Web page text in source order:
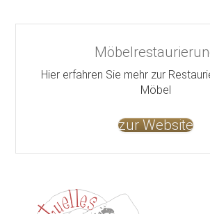
Hier erfahren Sie mehr zur
Möbel
zur Website